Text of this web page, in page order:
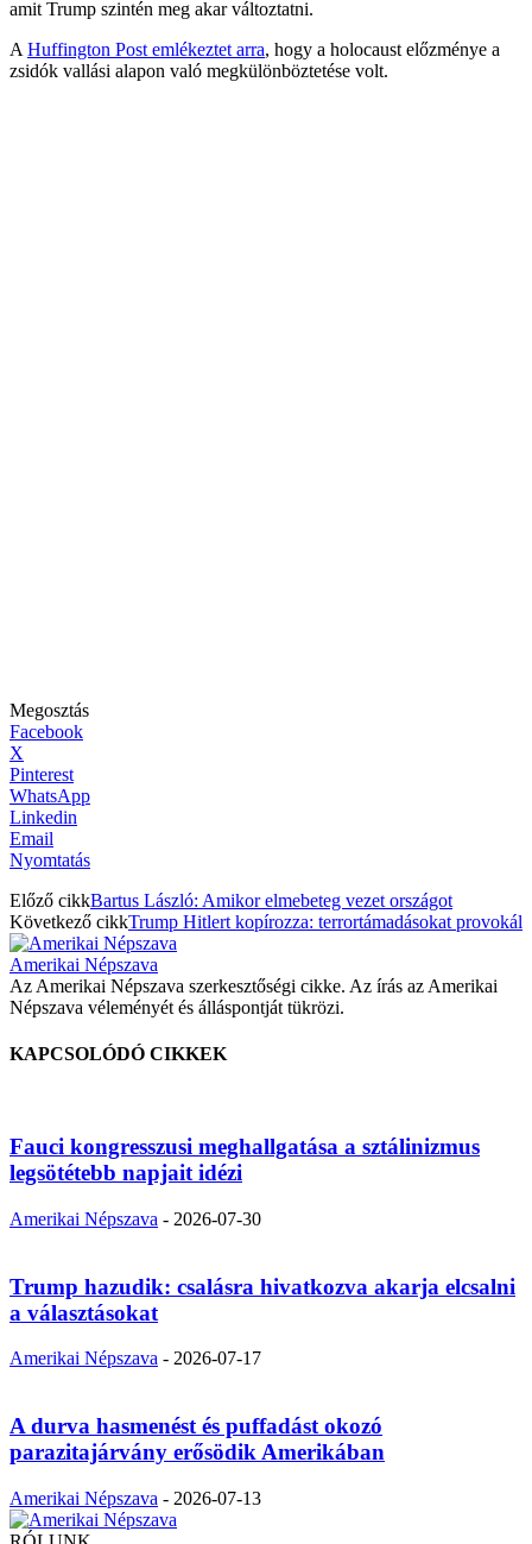
amit Trump szintén meg akar változtatni.
A Huffington Post emlékeztet arra, hogy a holocaust előzménye a
zsidók vallási alapon való megkülönböztetése volt.
Megosztás
Facebook
X
Pinterest
WhatsApp
Linkedin
Email
Nyomtatás
Előző cikkBartus László: Amikor elmebeteg vezet országot
Következő cikkTrump Hitlert kopírozza: terrortámadásokat provokál
Amerikai Népszava
Az Amerikai Népszava szerkesztőségi cikke. Az írás az Amerikai
Népszava véleményét és álláspontját tükrözi.
KAPCSOLÓDÓ CIKKEK
Fauci kongresszusi meghallgatása a sztálinizmus
legsötétebb napjait idézi
Amerikai Népszava - 2026-07-30
Trump hazudik: csalásra hivatkozva akarja elcsalni
a választásokat
Amerikai Népszava - 2026-07-17
A durva hasmenést és puffadást okozó
parazitajárvány erősödik Amerikában
Amerikai Népszava - 2026-07-13